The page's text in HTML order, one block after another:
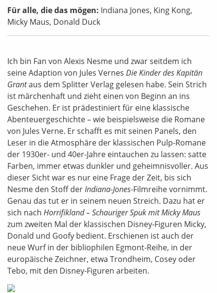
Für alle, die das mögen: Indiana Jones, King Kong,
Micky Maus, Donald Duck
Ich bin Fan von Alexis Nesme und zwar seitdem ich
seine Adaption von Jules Vernes Die Kinder des Kapitän
Grantaus dem Splitter Verlag gelesen habe. Sein Strich
ist märchenhaft und zieht einen von Beginn an ins
Geschehen. Er ist prädestiniert für eine klassische
Abenteuergeschichte – wie beispielsweise die Romane
von Jules Verne. Er schafft es mit seinen Panels, den
Leser in die Atmosphäre der klassischen Pulp-Romane
der 1930er- und 40er-Jahre eintauchen zu lassen: satte
Farben, immer etwas dunkler und geheimnisvoller. Aus
dieser Sicht war es nur eine Frage der Zeit, bis sich
Nesme den Stoff derIndiana-Jones-Filmreihe vornimmt.
Genau das tut er in seinem neuen Streich. Dazu hat er
sich nach Horrifikland – Schauriger Spuk mit Micky Maus
zum zweiten Mal der klassischen Disney-Figuren Micky,
Donald und Goofy bedient. Erschienen ist auch der
neue Wurf in der bibliophilen Egmont-Reihe, in der
europäische Zeichner, etwa Trondheim, Cosey oder
Tebo, mit den Disney-Figuren arbeiten.